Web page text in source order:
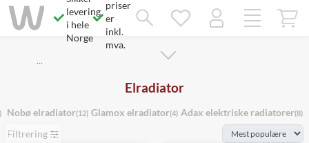
levering
i hele
Norge
priser
er
inkl.
mva.
…
Elradiator
Nobø elradiator(12) Glamox elradiator(4) Adax elektriske radiatorer(8)
Filtrering
Savner du chatten?
Rett samtykke!